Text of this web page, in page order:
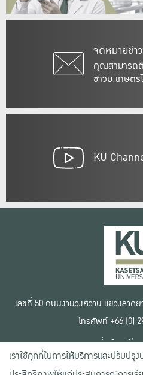
จดหมายข่า
คุณสามารถ
ชาวม.เกษต
KU
เลขที่ 50 ถนนงามวงศ์วาน แขวงลาด
โทรศัพท์ +66 (0)
เงื่อนไขการใช้ง
ข้อตกลงด้านสิ
นโยบายความเ
เราใช้คุกกี้ในการให้บริการและปรับปรุ